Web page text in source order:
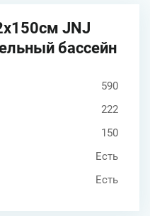
JNJ
бассейн
590
222
150
Есть
Есть